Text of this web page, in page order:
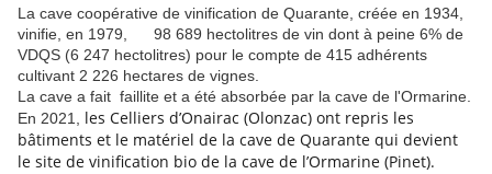
La cave coopérative de vinification de Quarante, créée en 1934,
vinifie, en 1979, 98 689 hectolitres de vin dont à peine 6% de
VDQS (6 247 hectolitres) pour le compte de 415 adhérents
cultivant 2 226 hectares de vignes.
La cave a fait faillite et a été absorbée par la cave de l'Ormarine.
En 2021, les Celliers d’Onairac (Olonzac) ont repris les
bâtiments et le matériel de la cave de Quarante qui devient
le site de vinification bio de la cave de l’Ormarine (Pinet).